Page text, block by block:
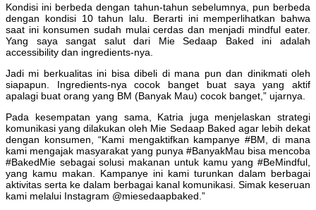
Kondisi ini berbeda dengan tahun-tahun sebelumnya, pun berbeda
dengan kondisi 10 tahun lalu. Berarti ini memperlihatkan bahwa
saat ini konsumen sudah mulai cerdas dan menjadi mindful eater.
Yang saya sangat salut dari Mie Sedaap Baked ini adalah
accessibility dan ingredients-nya.
Jadi mi berkualitas ini bisa dibeli di mana pun dan dinikmati oleh
siapapun. Ingredients-nya cocok banget buat saya yang aktif
apalagi buat orang yang BM (Banyak Mau) cocok banget,” ujarnya.
Pada kesempatan yang sama, Katria juga menjelaskan strategi
komunikasi yang dilakukan oleh Mie Sedaap Baked agar lebih dekat
dengan konsumen, “Kami mengaktifkan kampanye #BM, di mana
kami mengajak masyarakat yang punya #BanyakMau bisa mencoba
#BakedMie sebagai solusi makanan untuk kamu yang #BeMindful,
yang kamu makan. Kampanye ini kami turunkan dalam berbagai
aktivitas serta ke dalam berbagai kanal komunikasi. Simak keseruan
kami melalui Instagram @miesedaapbaked.”